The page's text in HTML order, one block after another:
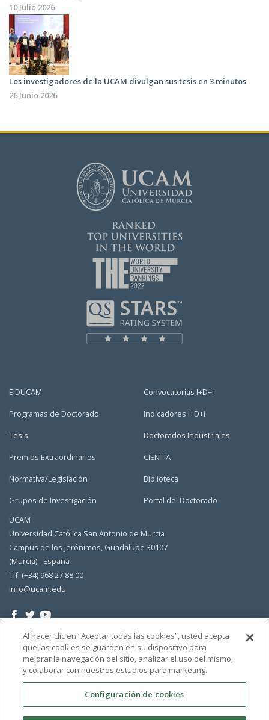
10 Julio 2026
Los investigadores de la UCAM divulgan sus tesis en 3 minutos
26 Junio 2026
EIDUCAM
Programas de Doctorado
Tesis
Premios Extraordinarios
Normativa/Legislación
Grupos de Investigación
Convocatorias I+D+i
Indicadores I+D+i
Doctorados Industriales
CIENTIA
Biblioteca
Portal del Doctorado
UCAM
Universidad Católica San Antonio de Murcia
Campus de los Jerónimos, Guadalupe 30107
(Murcia) - España
Tlf: (+34) 968 27 88 00
info@ucam.edu
Al hacer clic en “Aceptar todas las cookies”, usted acepta
que las cookies se guarden en su dispositivo para
mejorar la navegación del sitio, analizar el uso del mismo,
y colaborar con nuestros estudios para marketing.
Configuración de cookies